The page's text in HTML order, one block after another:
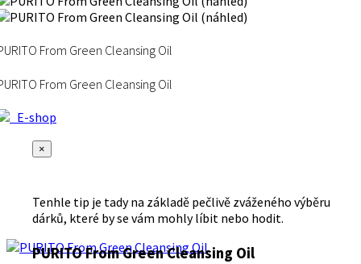
From Green Cleansing Oil
From Green Cleansing Oil
E-shop
×
Tenhle tip je tady na základě pečlivě zváženého výběru
dárků, které by se vám mohly líbit nebo hodit.
PURITO From Green Cleansing Oil